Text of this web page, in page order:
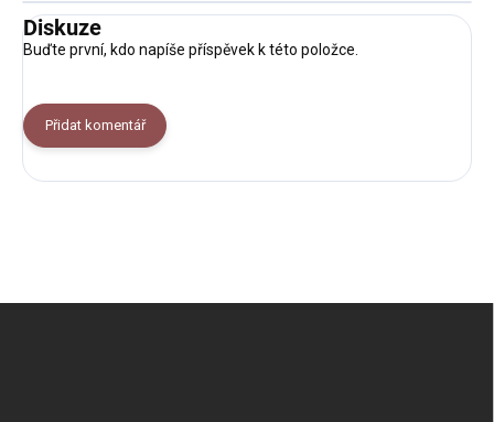
Diskuze
Buďte první, kdo napíše příspěvek k této položce.
Přidat komentář